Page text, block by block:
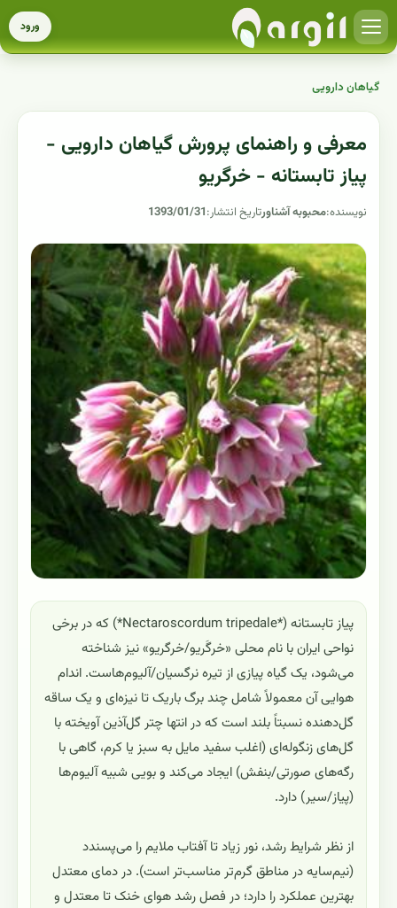
ورود
گیاهان دارویی
معرفی و راهنمای پرورش گیاهان دارویی -
پیاز تابستانه - خرگریو
نویسنده:محبوبه آشناورتاریخ انتشار:1393/01/31
پیاز تابستانه (*Nectaroscordum tripedale*) که در برخی
نواحی ایران با نام محلی «خرگَریو/خرگریو» نیز شناخته
می‌شود، یک گیاه پیازی از تیره نرگسیان/آلیوم‌هاست. اندام
هوایی آن معمولاً شامل چند برگ باریک تا نیزه‌ای و یک ساقه
گل‌دهنده نسبتاً بلند است که در انتها چتر گل‌آذین آویخته با
گل‌های زنگوله‌ای (اغلب سفید مایل به سبز یا کرم، گاهی با
رگه‌های صورتی/بنفش) ایجاد می‌کند و بویی شبیه آلیوم‌ها
(پیاز/سیر) دارد.
از نظر شرایط رشد، نور زیاد تا آفتاب ملایم را می‌پسندد
(نیم‌سایه در مناطق گرم‌تر مناسب‌تر است). در دمای معتدل
بهترین عملکرد را دارد؛ در فصل رشد هوای خنک تا معتدل و